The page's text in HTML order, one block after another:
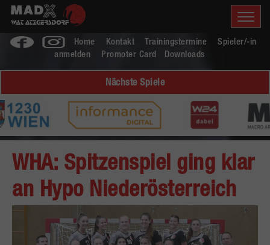
Home Kontakt Trainingstermine
Spieler/-in
anmelden
Promoter Card Downloads
Nächste Spiele
WHA: Spitzenspiel ging klar
an Hypo Niederösterreich